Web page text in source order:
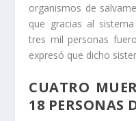
organismos de
que gracias al
tres mil personas
expresó que dicho
CUATRO
18 PERSONAS